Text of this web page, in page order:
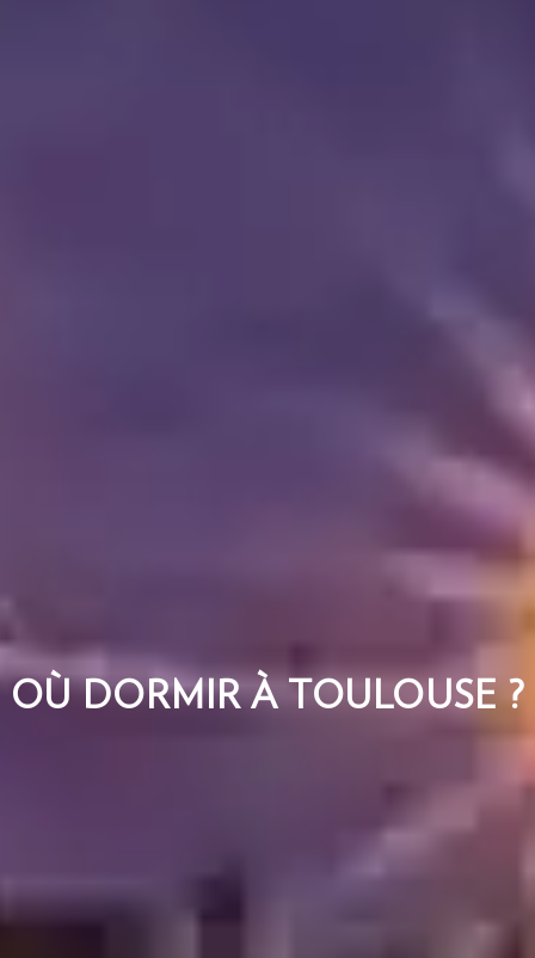
OÙ DORMIR À TOULOUSE ?